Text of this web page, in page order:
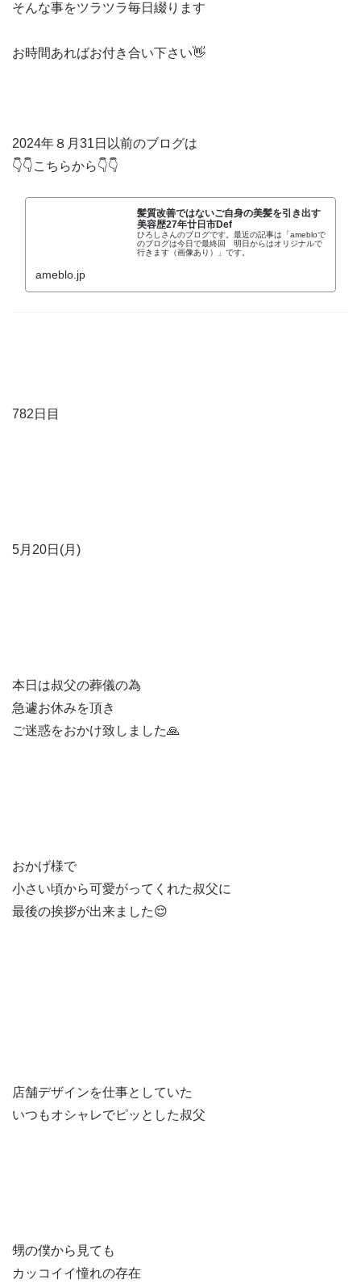
そんな事をツラツラ毎日綴ります
お時間あればお付き合い下さい👋
2024年８月31日以前のブログは
👇👇こちらから👇👇
髪質改善ではないご自身の美髪を引き出す
美容歴27年廿日市Def
ひろしさんのブログです。最近の記事は「amebloで
のブログは今日で最終回 明日からはオリジナルで
行きます（画像あり）」です。
ameblo.jp
782日目
5月20日(月)
本日は叔父の葬儀の為
急遽お休みを頂き
ご迷惑をおかけ致しました🙏
おかげ様で
小さい頃から可愛がってくれた叔父に
最後の挨拶が出来ました😌
店舗デザインを仕事としていた
いつもオシャレでピッとした叔父
甥の僕から見ても
カッコイイ憧れの存在